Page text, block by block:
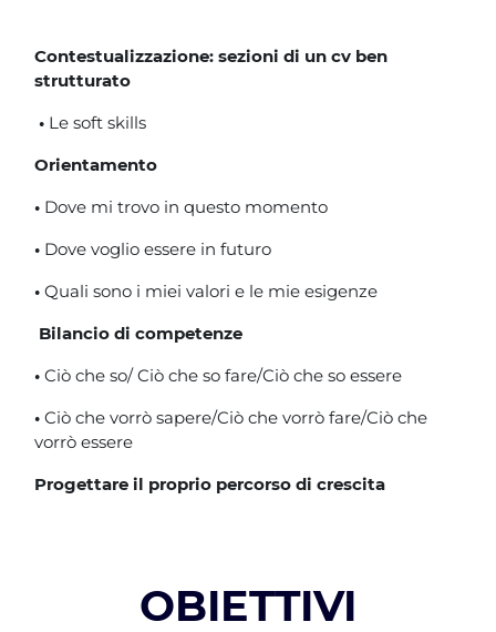
Contestualizzazione: sezioni di un cv ben
strutturato
• Le soft skills
Orientamento
• Dove mi trovo in questo momento
• Dove voglio essere in futuro
• Quali sono i miei valori e le mie esigenze
Bilancio di competenze
• Ciò che so/ Ciò che so fare/Ciò che so essere
• Ciò che vorrò sapere/Ciò che vorrò fare/Ciò che
vorrò essere
Progettare il proprio percorso di crescita
OBIETTIVI